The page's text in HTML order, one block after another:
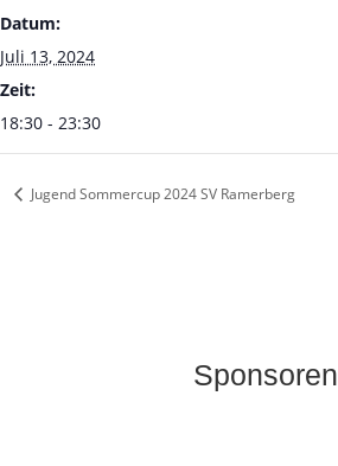
Datum:
Juli 13, 2024
Zeit:
18:30 - 23:30
Jugend Sommercup 2024 SV Ramerberg
Sponsoren